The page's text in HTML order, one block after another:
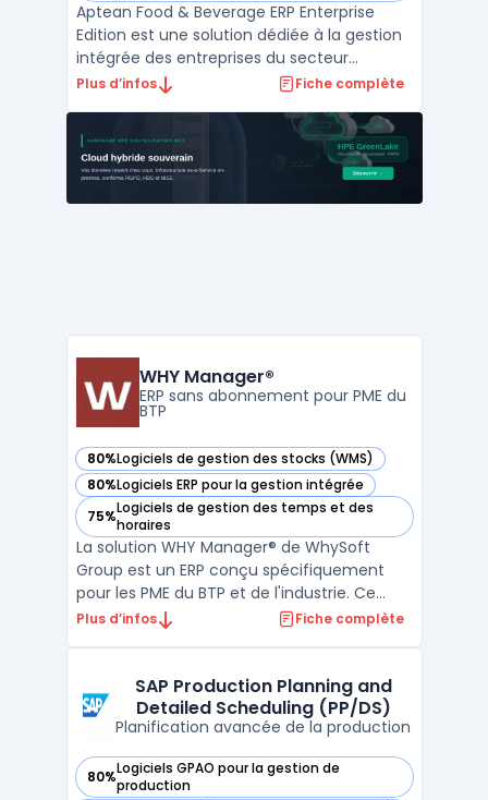
Aptean Food & Beverage ERP Enterprise
Edition est une solution dédiée à la gestion
intégrée des entreprises du secteur
agroalimentaire, notamment celles
agroalimentaire. Elle s’adresse aux
fabricants, producteurs et distributeurs
opérant sur plusieurs sites ou marché ...
Plus d’infos Fiche complète
WHY Manager®
ERP sans abonnement pour PME du
BTP
80%Logiciels de gestion des stocks (WMS)
— voir WHY Manager® dans cette catégorie
80%Logiciels ERP pour la gestion intégrée
— voir WHY Manager® dans cette catégorie
75%Logiciels de gestion des temps et des
horaires
— voir WHY Manager® dans cette catégorie
La solution WHY Manager® de WhySoft
Group est un ERP conçu spécifiquement
pour les PME du BTP et de l'industrie. Ce
logiciel offre une approche complète pour
facturation, la gestion des stocks, ainsi que
les achats. Grâce ...
Plus d’infos Fiche complète
SAP Production Planning and
Detailed Scheduling (PP/DS)
Planification avancée de la production
80%Logiciels GPAO pour la gestion de
production
— voir SAP Production Planning and Detailed Scheduling